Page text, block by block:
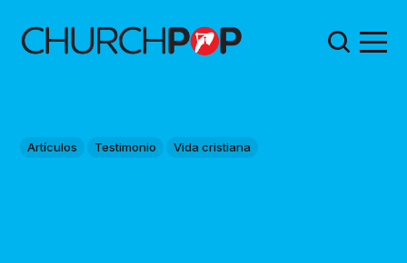
Artículos Testimonio Vida cristiana